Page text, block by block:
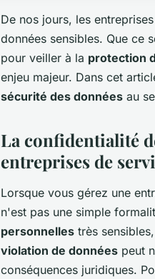
De nos jours, les
données sensibles. Que ce
pour veiller à la protection
enjeu majeur. Dans cet
sécurité des données au
La confidentialité
entreprises de
Lorsque vous gérez une
n'est pas une simple
personnelles très
violation de données peut
conséquences juridiques.